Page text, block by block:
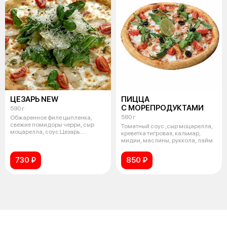
ЦЕЗАРЬ NEW
590 г
Обжаренное филе цыпленка,
свежие помидоры черри, сыр
моцарелла, соус Цезарь.
730 ₽
ПИЦЦА
С МОРЕПРОДУКТАМИ
580 г
Томатный соус ,сыр моцарелла,
креветка тигровая, кальмар,
мидии, маслины, руккола, лайм
850 ₽